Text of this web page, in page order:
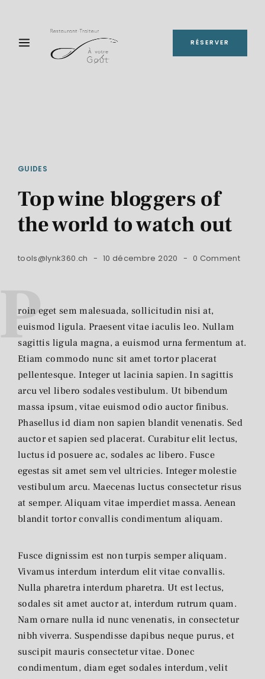
RÉSERVER
GUIDES
Top wine bloggers of
the world to watch out
tools@lynk360.ch 10 décembre 2020 0 Comment
roin eget sem malesuada, sollicitudin nisi at,
euismod ligula. Praesent vitae iaculis leo. Nullam
sagittis ligula magna, a euismod urna fermentum at.
Etiam commodo nunc sit amet tortor placerat
pellentesque. Integer ut lacinia sapien. In sagittis
arcu vel libero sodales vestibulum. Ut bibendum
massa ipsum, vitae euismod odio auctor finibus.
Phasellus id diam non sapien blandit venenatis. Sed
auctor et sapien sed placerat. Curabitur elit lectus,
luctus id posuere ac, sodales ac libero. Fusce
egestas sit amet sem vel ultricies. Integer molestie
vestibulum arcu. Maecenas luctus consectetur risus
at semper. Aliquam vitae imperdiet massa. Aenean
blandit tortor convallis condimentum aliquam.
Fusce dignissim est non turpis semper aliquam.
Vivamus interdum interdum elit vitae convallis.
Nulla pharetra interdum pharetra. Ut est lectus,
sodales sit amet auctor at, interdum rutrum quam.
Nam ornare nulla id nunc venenatis, in consectetur
nibh viverra. Suspendisse dapibus neque purus, et
suscipit mauris consectetur vitae. Donec
condimentum, diam eget sodales interdum, velit